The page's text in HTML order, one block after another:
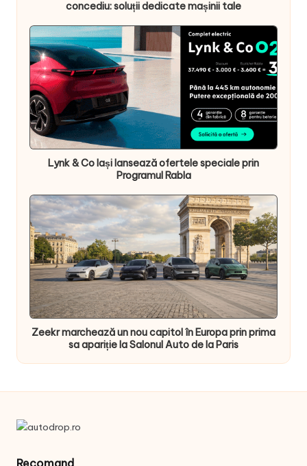
concediu: soluții dedicate mașinii tale
Lynk & Co Iași lansează ofertele speciale prin
Programul Rabla
Zeekr marchează un nou capitol în Europa prin prima
sa apariție la Salonul Auto de la Paris